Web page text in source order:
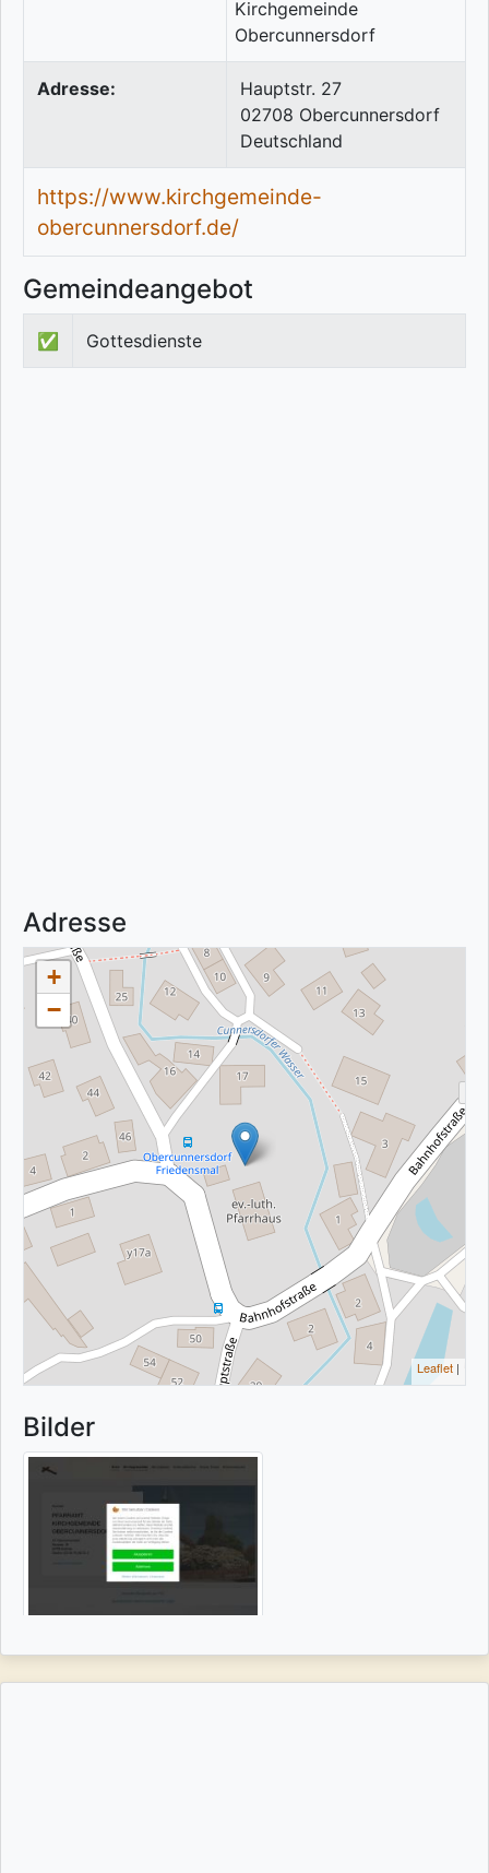
Adresse:
Hauptstr. 27
02708 Obercunnersdorf
Deutschland
https://www.kirchgemeinde-
obercunnersdorf.de/
Gemeindeangebot
✅ Gottesdienste
Adresse
+
−
Leaflet |
Bilder